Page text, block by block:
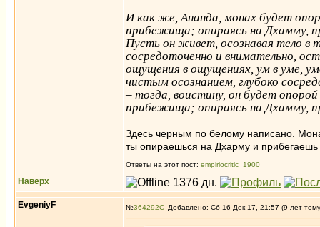
И как же, Ананда, монах будет
прибежища; опираясь на Дхамму,
Пусть он живет, осознавая тело в
сосредоточенно и внимательно,
ощущения в ощущениях, ум в уме,
чистым осознанием, глубоко
– тогда, воистину, он будет
прибежища; опираясь на Дхамму,
Здесь черным по белому написано.
ты опираешься на Дхарму и
Ответы на этот пост: empiriocritic_1900
Наверх
EvgeniyF №364292 Добавлено: Сб 16 Дек 17, 21:57 (9 лет